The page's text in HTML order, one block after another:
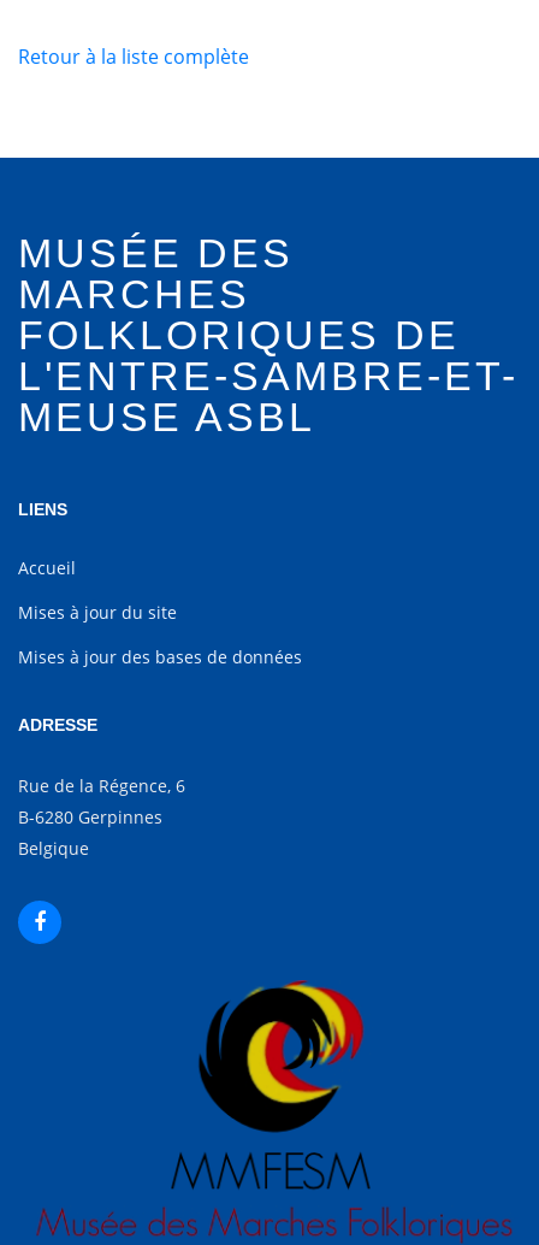
Retour à la liste complète
MUSÉE DES
MARCHES
FOLKLORIQUES DE
L'ENTRE-SAMBRE-ET-
MEUSE ASBL
LIENS
Accueil
Mises à jour du site
Mises à jour des bases de données
ADRESSE
Rue de la Régence, 6
B-6280 Gerpinnes
Belgique